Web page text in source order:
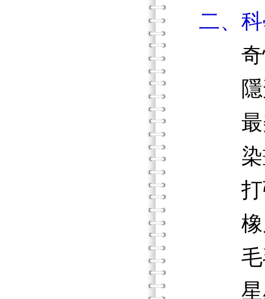
二、
奇怪
隱形
最美
染
打
橡皮
毛
星星